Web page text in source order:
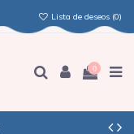
Lista de deseos (0)
0